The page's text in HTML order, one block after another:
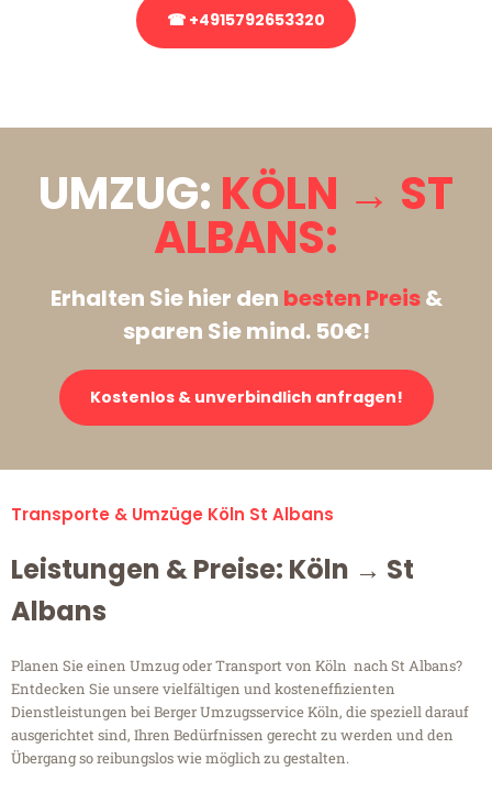
☎ +4915792653320
UMZUG: KÖLN → ST
ALBANS:
Erhalten Sie hier den besten Preis&
sparen Sie mind. 50€!
Kostenlos & unverbindlich anfragen!
Transporte & Umzüge Köln St Albans
Leistungen & Preise: Köln → St
Albans
Planen Sie einen Umzug oder Transport von Köln nach St Albans?
Entdecken Sie unsere vielfältigen und kosteneffizienten
Dienstleistungen bei Berger Umzugsservice Köln, die speziell darauf
ausgerichtet sind, Ihren Bedürfnissen gerecht zu werden und den
Übergang so reibungslos wie möglich zu gestalten.